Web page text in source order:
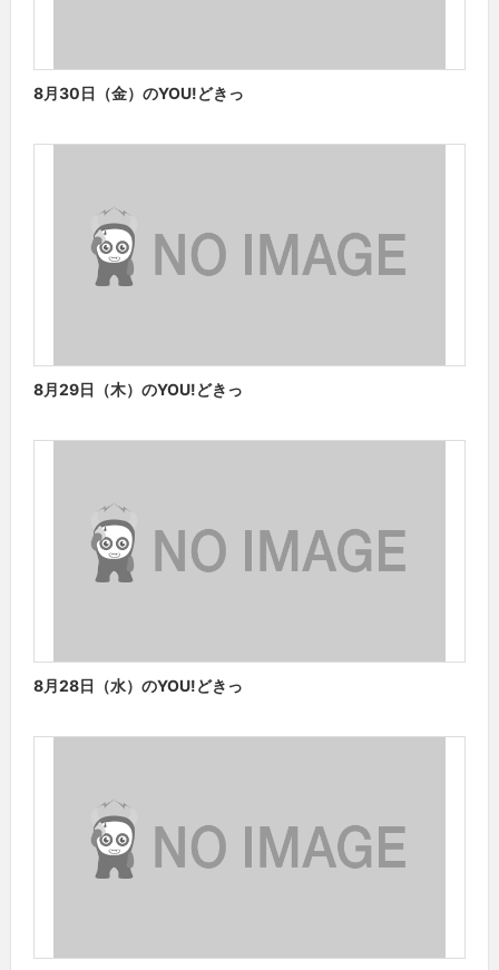
8月30日（金）のYOU!どきっ
8月29日（木）のYOU!どきっ
8月28日（水）のYOU!どきっ